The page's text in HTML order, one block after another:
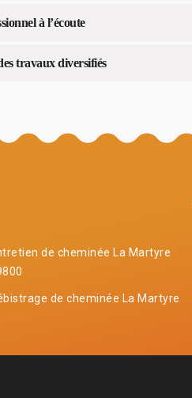
à l’écoute
travaux diversifiés
de cheminée La Martyre
de cheminée La Martyre